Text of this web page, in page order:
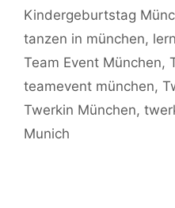
Kindergeburtstag
tanzen in münchen,
Team Event München,
teamevent münchen,
Twerkin München,
Munich